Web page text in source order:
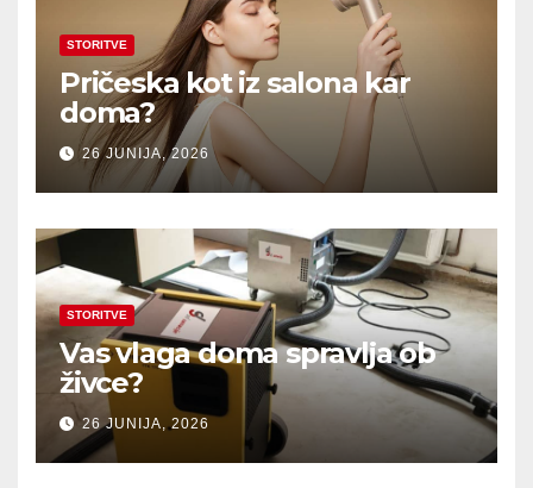
STORITVE
Pričeska kot iz salona kar
doma?
26 JUNIJA, 2026
STORITVE
Vas vlaga doma spravlja ob
živce?
26 JUNIJA, 2026